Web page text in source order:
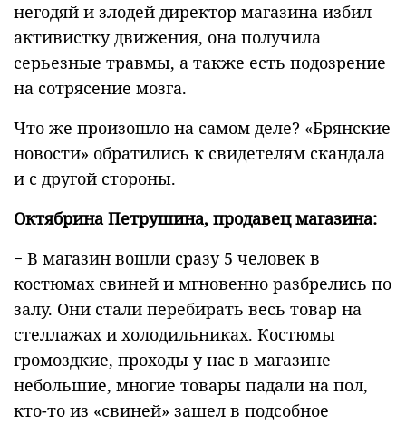
негодяй и злодей директор магазина избил
активистку движения, она получила
серьезные травмы, а также есть подозрение
на сотрясение мозга.
Что же произошло на самом деле? «Брянские
новости» обратились к свидетелям скандала
и с другой стороны.
Октябрина Петрушина, продавец магазина:
− В магазин вошли сразу 5 человек в
костюмах свиней и мгновенно разбрелись по
залу. Они стали перебирать весь товар на
стеллажах и холодильниках. Костюмы
громоздкие, проходы у нас в магазине
небольшие, многие товары падали на пол,
кто-то из «свиней» зашел в подсобное